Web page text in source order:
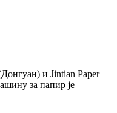
и Jintian Paper
за папир је